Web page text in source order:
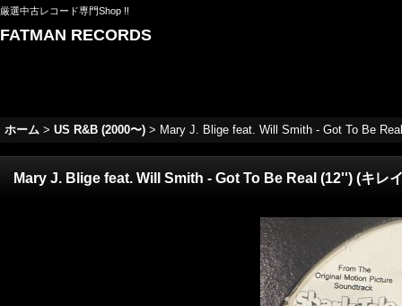
厳選中古レコード専門Shop !!
FATMAN RECORDS
ホーム > US R&B (2000〜) > Mary J. Blige feat. Will Smith - Got To Be
Mary J. Blige feat. Will Smith - Got To Be Real (12'') (キレ